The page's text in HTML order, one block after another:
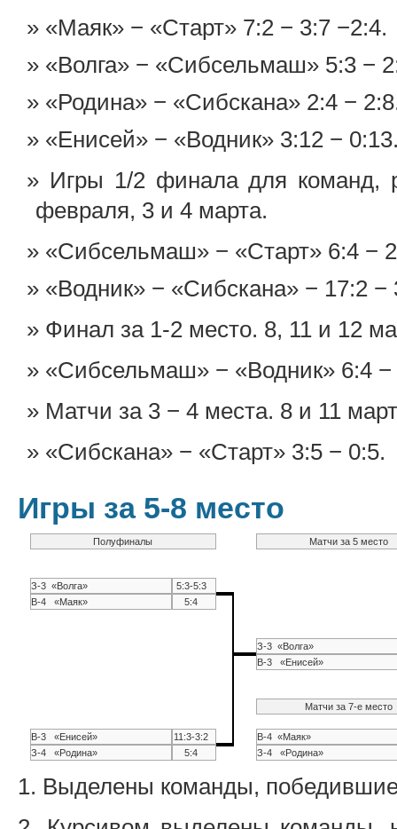
«Маяк» − «Старт» 7:2 − 3:7 −2:4.
«Волга» − «Сибсельмаш» 5:3 −
«Родина» − «Сибскана» 2:4 −
«Енисей» − «Водник» 3:12 −
Игры 1/2 финала для команд,
февраля, 3 и 4 марта.
«Сибсельмаш» − «Старт» 6:4 −
«Водник» − «Сибскана» − 17:2 −
Финал за 1-2 место. 8, 11 и 12
«Сибсельмаш» − «Водник» 6:4 −
Матчи за 3 − 4 места. 8 и 11
«Сибскана» − «Старт» 3:5 − 0:5.
Игры за 5-8 место
Полуфиналы Матчи за 5 место
З-3 «Волга»
5:3-5:3
В-4 «Маяк»
5:4
З-3 «Волга»
В-3 «Енисей»
Матчи за 7-е место
В-3 «Енисей» 11:3-3:2
В-4 «Маяк»
З-4 «Родина»
5:4 З-4 «Родина»
1. Выделены команды,